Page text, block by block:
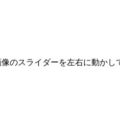
のスライダーを左右に動かし